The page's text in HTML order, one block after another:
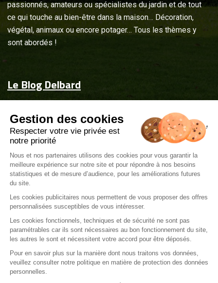
passionnés, amateurs ou spécialistes du jardin et de tout
ce qui touche au bien-être dans la maison… Décoration,
végétal, animaux ou encore potager… Tous les thèmes y
sont abordés !
Le Blog Delbard
Jardin & maison
Inspiration
Couvrez-les d'attentions
Delbard.fr
Mentions légales
Politique de gestions de cookies
Politique de confidentialité
Gestion des cookies
Respecter votre vie privée est
notre priorité
Nous et nos partenaires utilisons des cookies pour vous garantir la
meilleure expérience sur notre site et pour répondre à nos besoins
statistiques et de mesure d’audience, pour les améliorations futures
du site.
Les cookies publicitaires nous permettent de vous proposer des offres
personnalisées susceptibles de vous intéresser.
Les cookies fonctionnels, techniques et de sécurité ne sont pas
paramétrables car ils sont nécessaires au bon fonctionnement du site,
les autres le sont et nécessitent votre accord pour être déposés.
Pour en savoir plus sur la manière dont nous traitons vos données,
veuillez consulter notre politique en matière de protection des données
personnelles.